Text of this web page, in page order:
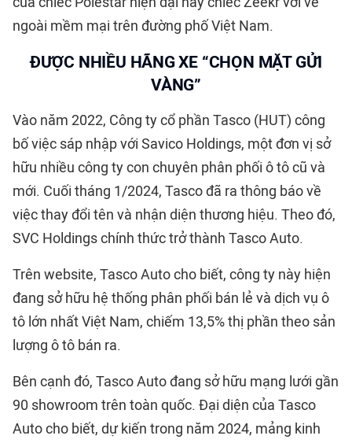
ngoài mềm mại trên đường phố Việt Nam.
ĐƯỢC NHIỀU HÃNG XE “CHỌN MẶT GỬI
VÀNG”
Vào năm 2022, Công ty cổ phần Tasco (HUT) công
bố việc sáp nhập với Savico Holdings, một đơn vị sở
hữu nhiều công ty con chuyên phân phối ô tô cũ và
mới. Cuối tháng 1/2024, Tasco đã ra thông báo về
việc thay đổi tên và nhận diện thương hiệu. Theo đó,
SVC Holdings chính thức trở thành Tasco Auto.
Trên website, Tasco Auto cho biết, công ty này hiện
đang sở hữu hệ thống phân phối bán lẻ và dịch vụ ô
tô lớn nhất Việt Nam, chiếm 13,5% thị phần theo sản
lượng ô tô bán ra.
Bên cạnh đó, Tasco Auto đang sở hữu mạng lưới gần
90 showroom trên toàn quốc. Đại diện của Tasco
Auto cho biết, dự kiến trong năm 2024, mảng kinh